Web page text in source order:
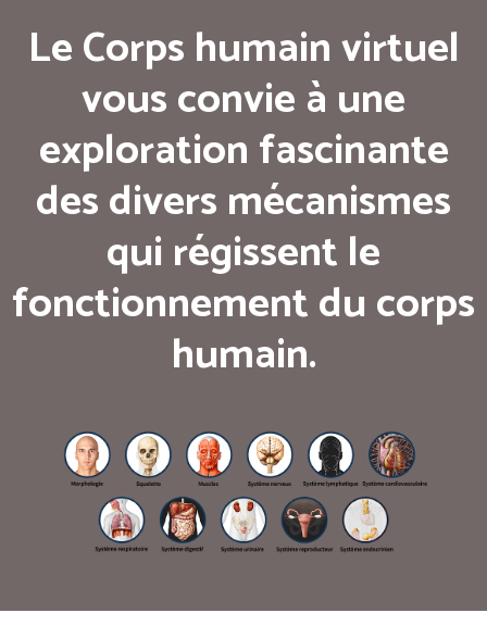
Le Corps humain virtuel
vous convie à une
exploration fascinante
des divers mécanismes
qui régissent le
fonctionnement du corps
humain.